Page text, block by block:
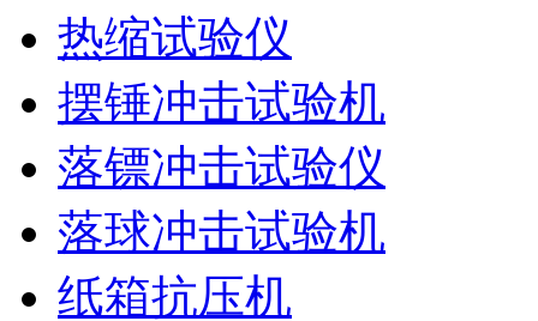
热缩试验仪
摆锤冲击试验机
落镖冲击试验仪
落球冲击试验机
纸箱抗压机